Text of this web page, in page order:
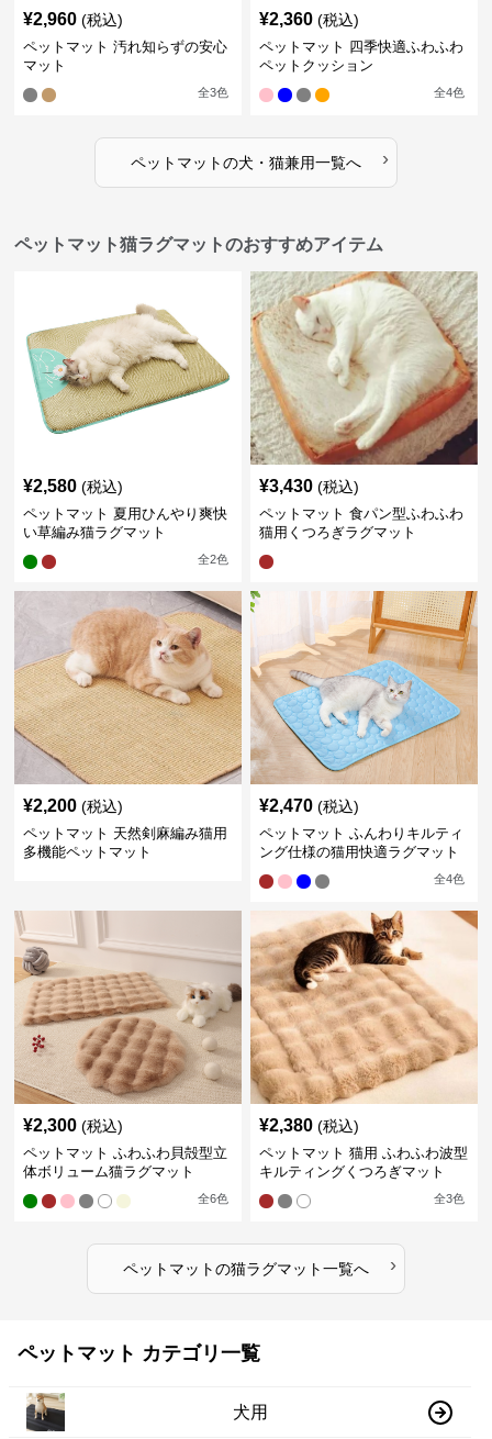
¥2,960 (税込)
ペットマット 汚れ知らずの安心
マット
全3色
¥2,360 (税込)
ペットマット 四季快適ふわふわ
ペットクッション
全4色
ペットマットの犬・猫兼用一覧へ ›
ペットマット猫ラグマットのおすすめアイテム
¥2,580 (税込)
ペットマット 夏用ひんやり爽快
い草編み猫ラグマット
全2色
¥3,430 (税込)
ペットマット 食パン型ふわふわ
猫用くつろぎラグマット
¥2,200 (税込)
ペットマット 天然剣麻編み猫用
多機能ペットマット
¥2,470 (税込)
ペットマット ふんわりキルティ
ング仕様の猫用快適ラグマット
全4色
¥2,300 (税込)
ペットマット ふわふわ貝殻型立
体ボリューム猫ラグマット
全6色
¥2,380 (税込)
ペットマット 猫用 ふわふわ波型
キルティングくつろぎマット
全3色
ペットマットの猫ラグマット一覧へ ›
ペットマット カテゴリ一覧
犬用